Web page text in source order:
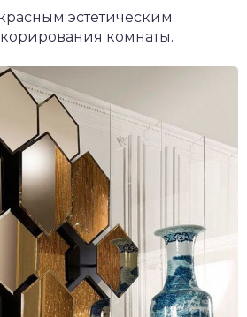
эстетическим
комнаты.